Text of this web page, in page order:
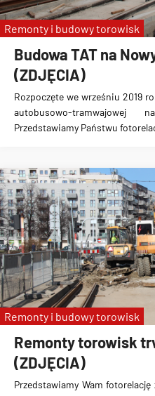
Budowa TAT na
(ZDJĘCIA)
Rozpoczęte we wrześniu 2019
autobusowo-
Przedstawiamy Państwu
Remonty i budowy torowisk
Remonty torowisk
(ZDJĘCIA)
Przedstawiamy Wam
Remonty i budowy torowisk